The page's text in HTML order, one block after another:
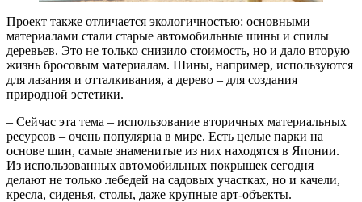
Проект также отличается экологичностью: основными
материалами стали старые автомобильные шины и спилы
деревьев. Это не только снизило стоимость, но и дало вторую
жизнь бросовым материалам. Шины, например, используются
для лазания и отталкивания, а дерево – для создания
природной эстетики.
– Сейчас эта тема – использование вторичных материальных
ресурсов – очень популярна в мире. Есть целые парки на
основе шин, самые знаменитые из них находятся в Японии.
Из использованных автомобильных покрышек сегодня
делают не только лебедей на садовых участках, но и качели,
кресла, сиденья, столы, даже крупные арт-объекты.